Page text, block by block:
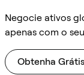
Negocie ativos
apenas com o
Obtenha Grátis